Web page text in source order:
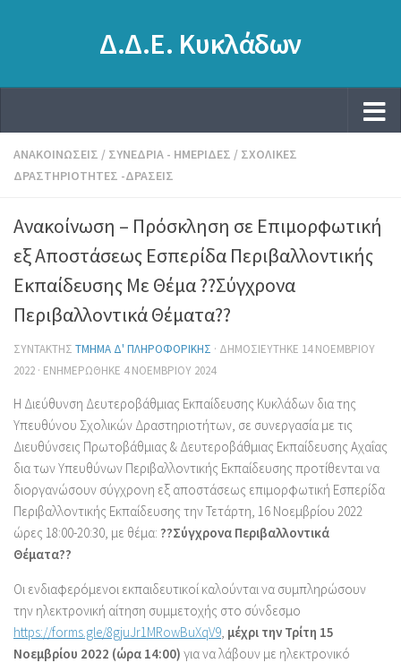
Δ.Δ.Ε. Κυκλάδων
ΑΝΑΚΟΙΝΏΣΕΙΣ / ΣΥΝΈΔΡΙΑ - ΗΜΕΡΊΔΕΣ / ΣΧΟΛΙΚΈΣ
ΔΡΑΣΤΗΡΙΌΤΗΤΕΣ -ΔΡΆΣΕΙΣ
Ανακοίνωση – Πρόσκληση σε Επιμορφωτική
εξ Αποστάσεως Εσπερίδα Περιβαλλοντικής
Εκπαίδευσης Με Θέμα ??Σύγχρονα
Περιβαλλοντικά Θέματα??
ΣΥΝΤΆΚΤΗΣ ΤΜΉΜΑ Δ' ΠΛΗΡΟΦΟΡΙΚΉΣ · ΔΗΜΟΣΙΕΎΤΗΚΕ 14 ΝΟΕΜΒΡΊΟΥ
2022 · ΕΝΗΜΕΡΏΘΗΚΕ 4 ΝΟΕΜΒΡΊΟΥ 2024
Η Διεύθυνση Δευτεροβάθμιας Εκπαίδευσης Κυκλάδων δια της
Υπευθύνου Σχολικών Δραστηριοτήτων, σε συνεργασία με τις
Διευθύνσεις Πρωτοβάθμιας & Δευτεροβάθμιας Εκπαίδευσης Αχαΐας
δια των Υπευθύνων Περιβαλλοντικής Εκπαίδευσης προτίθενται να
διοργανώσουν σύγχρονη εξ αποστάσεως επιμορφωτική Εσπερίδα
Περιβαλλοντικής Εκπαίδευσης τηνΤετάρτη, 16 Νοεμβρίου 2022
ώρες 18:00-20:30, με θέμα: ??Σύγχρονα Περιβαλλοντικά
Θέματα??
Οι ενδιαφερόμενοι εκπαιδευτικοί καλούνται να συμπληρώσουν
την ηλεκτρονική αίτηση συμμετοχής στο σύνδεσμο
https://forms.gle/8gjuJr1MRowBuXqV9, μέχρι την Τρίτη 15
Νοεμβρίου 2022 (ώρα 14:00) για να λάβουν με ηλεκτρονικό